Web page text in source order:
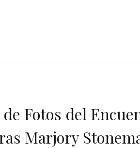
Fotos del
Marjory